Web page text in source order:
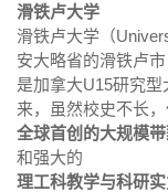
滑铁卢大学
滑铁卢大学（
安大略省的滑铁卢
是加拿大U15研究
来，虽然校史不长
全球首创的大规模
和强大的
理工科教学与科研